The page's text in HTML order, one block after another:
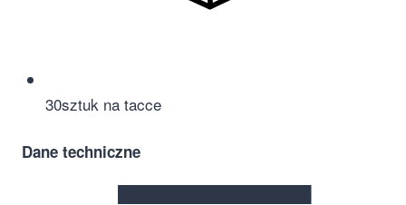
30sztuk na tacce
Dane techniczne